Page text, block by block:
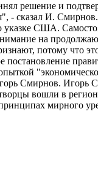
решение и
- сказал И.
США.
на
потому что
Смирнов. Игорь
вошли в
мирного